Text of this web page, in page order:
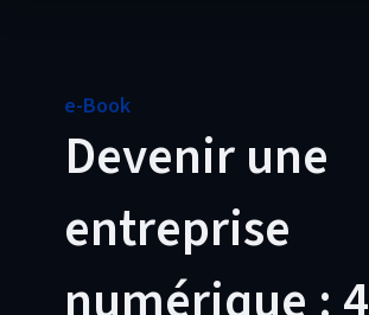
e-Book
Devenir une
entreprise